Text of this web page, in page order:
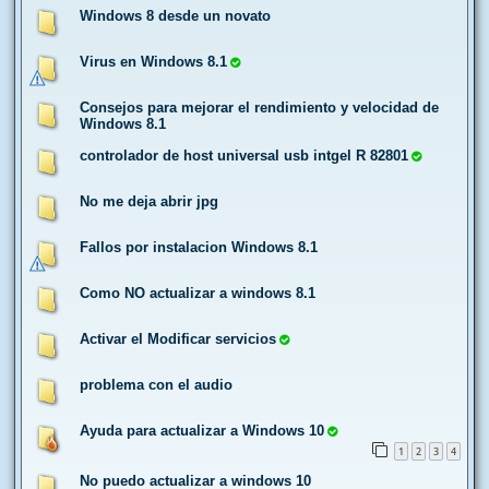
Windows 8 desde un novato
Virus en Windows 8.1
Consejos para mejorar el rendimiento y velocidad de
Windows 8.1
controlador de host universal usb intgel R 82801
No me deja abrir jpg
Fallos por instalacion Windows 8.1
Como NO actualizar a windows 8.1
Activar el Modificar servicios
problema con el audio
Ayuda para actualizar a Windows 10
1 2 3 4
No puedo actualizar a windows 10